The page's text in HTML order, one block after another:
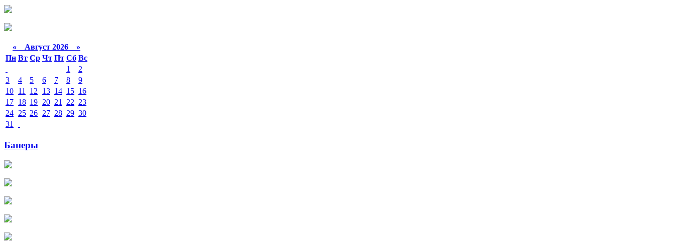
« Август 2026 »
Пн Вт Ср Чт Пт Сб Вс
1
2
3
4 5 6 7 8
9
10 11 12 13 14 15 16
17 18 19 20 21 22 23
24 25 26 27 28 29 30
31
Банеры